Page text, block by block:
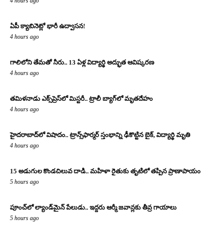
ఏపీ క్యాబినెట్లో భారీ ఉద్వాసన!
4 hours ago
గాలిలోని తేమతో నీరు.. 13 ఏళ్ల విద్యార్థి అద్భుత ఆవిష్కరణ
4 hours ago
తమిళనాడు ఎక్స్‌ప్రెస్‌లో మిస్టరీ.. ట్రాలీ బ్యాగ్‌లో మృతదేహం
4 hours ago
హైదరాబాద్‌లో విషాదం.. ట్రాన్స్‌ఫార్మర్ స్తంభాన్ని ఢీకొట్టిన బైక్, విద్యార్థి మృతి
4 hours ago
15 అడుగుల కొండచిలువ దాడి.. మహిళా రైతుకు తృటిలో తప్పిన ప్రాణాపాయం
5 hours ago
పూంచ్‌లో ల్యాండ్‌మైన్ పేలుడు.. ఇద్దరు ఆర్మీ జవాన్లకు తీవ్ర గాయాలు
5 hours ago